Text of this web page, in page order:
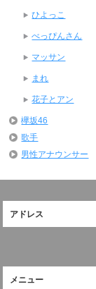
ひよっこ
べっぴんさん
マッサン
まれ
花子とアン
欅坂46
歌手
男性アナウンサー
アドレス
メニュー